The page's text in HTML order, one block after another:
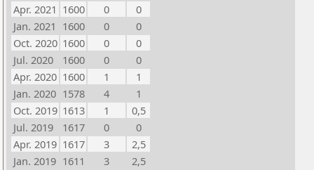
Apr. 2021 1600 0
0
Jan. 2021 1600 0
0
Oct. 2020 1600 0
0
Jul. 2020
1600 0
0
Apr. 2020 1600 1
1
Jan. 2020 1578 4
1
Oct. 2019 1613 1
0,5
Jul. 2019
1617 0
0
Apr. 2019 1617 3
2,5
Jan. 2019 1611 3
2,5